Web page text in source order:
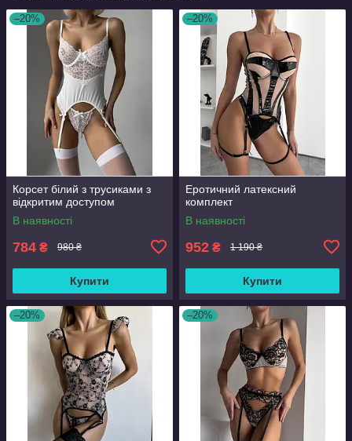
–20%
Корсет білий з трусиками з
відкритим доступом
В наявності
784 ₴ 980 ₴
Купити
–20%
Еротичний латексний
комплект
В наявності
952 ₴ 1 190 ₴
Купити
–20% –20%